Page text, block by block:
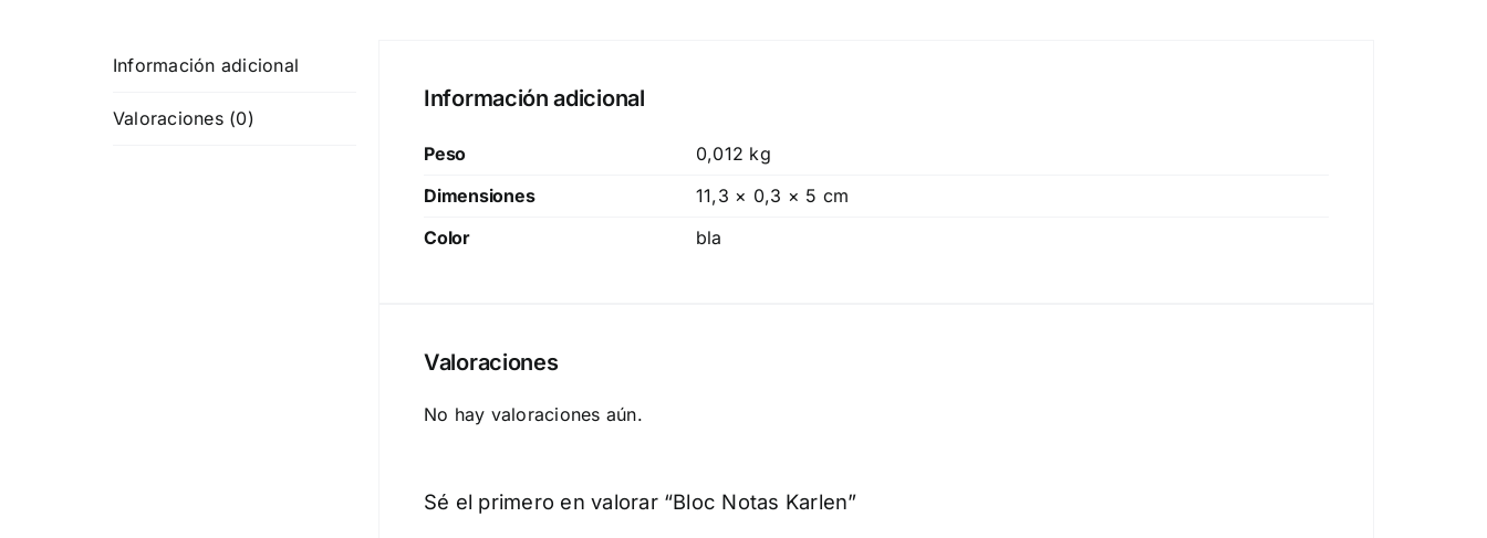
Información adicional
Valoraciones (0)
Información adicional
Peso
0,012 kg
Dimensiones
11,3 × 0,3 × 5 cm
Color
bla
Valoraciones
No hay valoraciones aún.
Sé el primero en valorar “Bloc Notas Karlen”